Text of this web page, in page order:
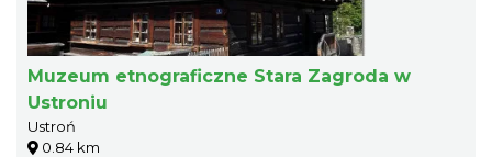
Muzeum etnograficzne Stara Zagroda w
Ustroniu
Ustroń
0.84 km